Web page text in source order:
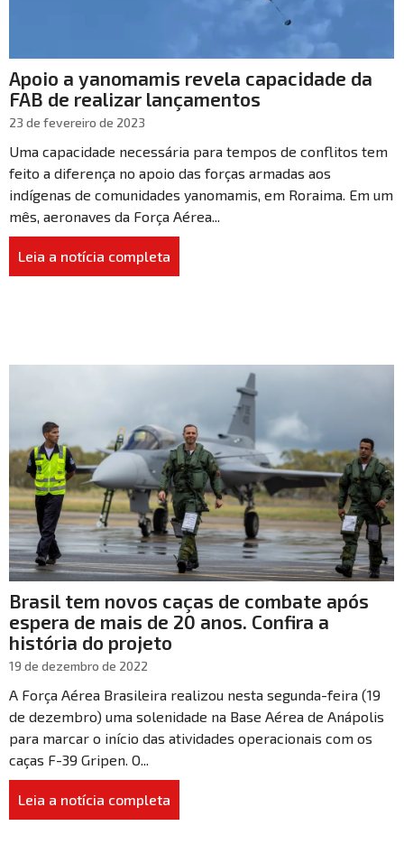
Apoio a yanomamis revela capacidade da
FAB de realizar lançamentos
23 de fevereiro de 2023
Uma capacidade necessária para tempos de conflitos tem
feito a diferença no apoio das forças armadas aos
indígenas de comunidades yanomamis, em Roraima. Em um
mês, aeronaves da Força Aérea...
Leia a notícia completa
Brasil tem novos caças de combate após
espera de mais de 20 anos. Confira a
história do projeto
19 de dezembro de 2022
A Força Aérea Brasileira realizou nesta segunda-feira (19
de dezembro) uma solenidade na Base Aérea de Anápolis
para marcar o início das atividades operacionais com os
caças F-39 Gripen. O...
Leia a notícia completa